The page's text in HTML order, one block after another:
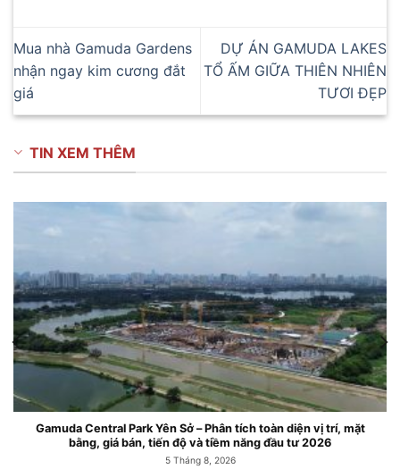
Mua nhà Gamuda Gardens
nhận ngay kim cương đắt
giá
DỰ ÁN GAMUDA LAKES
TỔ ẤM GIỮA THIÊN NHIÊN
TƯƠI ĐẸP
TIN XEM THÊM
Gamuda Central Park Yên Sở – Phân tích toàn diện vị trí, mặt
bằng, giá bán, tiến độ và tiềm năng đầu tư 2026
5 Tháng 8, 2026